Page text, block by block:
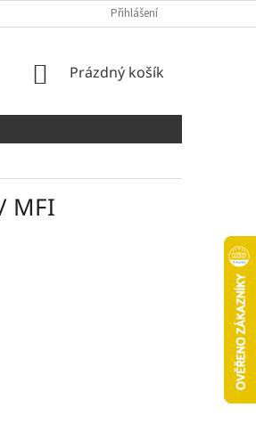
Přihlášení
NÁKUPNÍ
Prázdný košík
MFI